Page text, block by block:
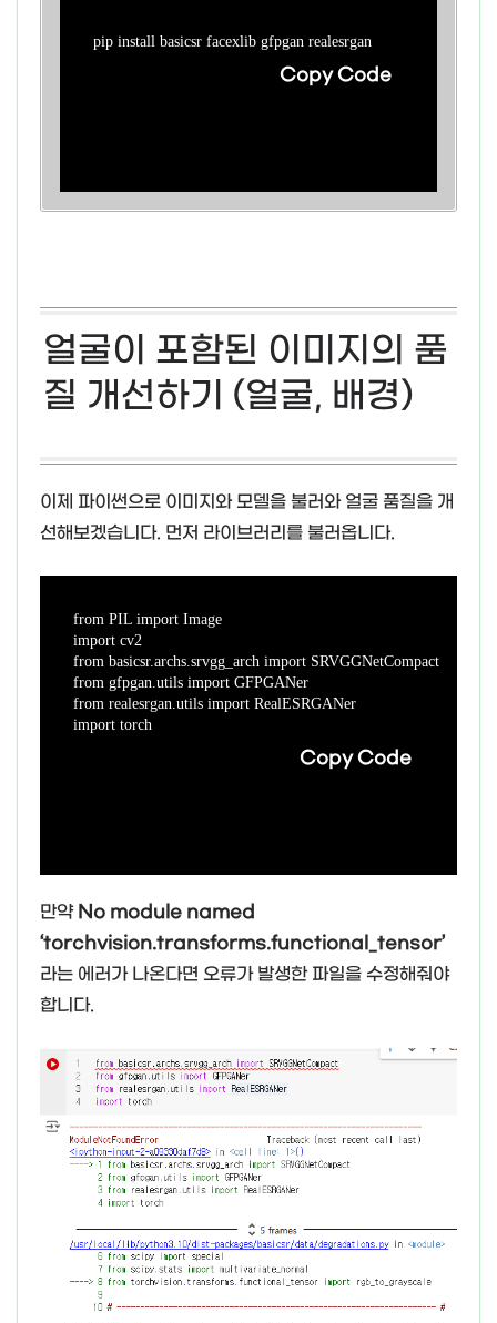
pip install basicsr facexlib gfpgan realesrgan
Copy Code
얼굴이 포함된 이미지의 품
질 개선하기 (얼굴, 배경)
이제 파이썬으로 이미지와 모델을 불러와 얼굴 품질을 개
선해보겠습니다. 먼저 라이브러리를 불러옵니다.
from PIL import Image
import cv2
from basicsr.archs.srvgg_arch import SRVGGNetCompact
from gfpgan.utils import GFPGANer
from realesrgan.utils import RealESRGANer
import torch
Copy Code
만약 No module named
‘torchvision.transforms.functional_tensor’
라는 에러가 나온다면 오류가 발생한 파일을 수정해줘야
합니다.